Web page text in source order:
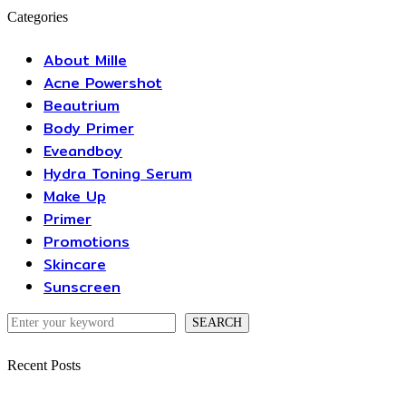
Categories
About Mille
Acne Powershot
Beautrium
Body Primer
Eveandboy
Hydra Toning Serum
Make Up
Primer
Promotions
Skincare
Sunscreen
SEARCH
Recent Posts